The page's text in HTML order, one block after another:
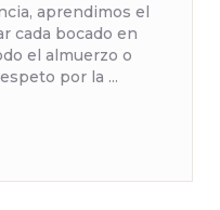
aprendimos el
cada bocado en
el almuerzo o
por la ...